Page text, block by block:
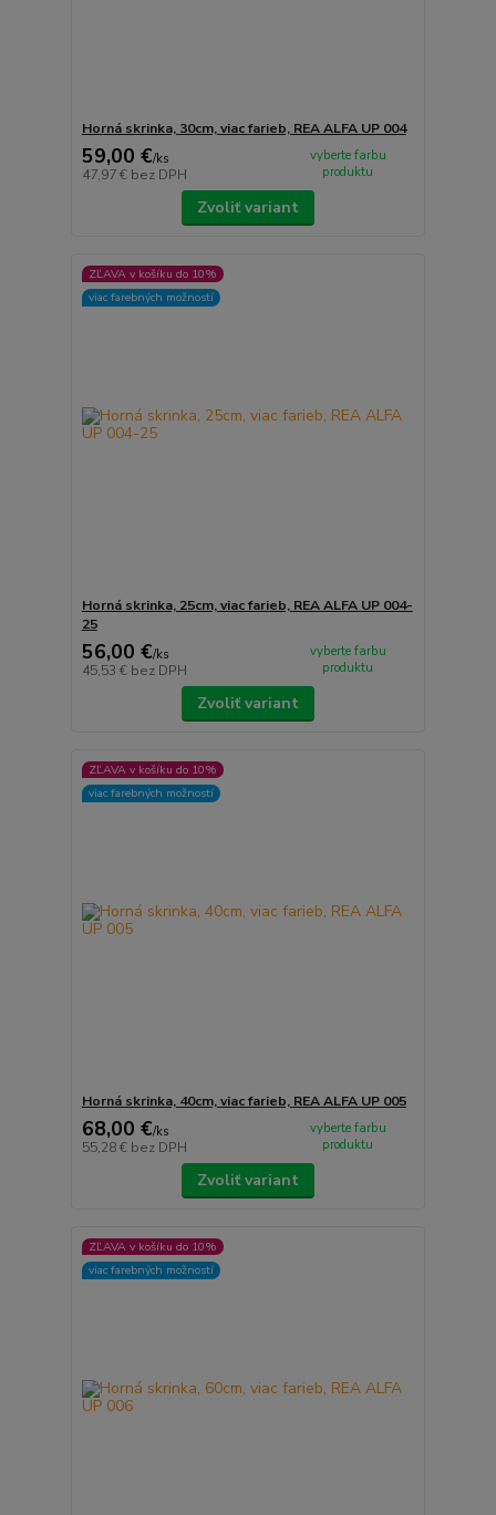
Horná skrinka, 30cm, viac farieb, REA ALFA UP 004
59,00 €/ks
47,97 € bez DPH
vyberte farbu
produktu
Zvoliť variant
ZĽAVA v košíku do 10%
viac farebných možností
Horná skrinka, 25cm, viac farieb, REA ALFA UP 004-
25
56,00 €/ks
45,53 € bez DPH
vyberte farbu
produktu
Zvoliť variant
ZĽAVA v košíku do 10%
viac farebných možností
Horná skrinka, 40cm, viac farieb, REA ALFA UP 005
68,00 €/ks
55,28 € bez DPH
vyberte farbu
produktu
Zvoliť variant
ZĽAVA v košíku do 10%
viac farebných možností